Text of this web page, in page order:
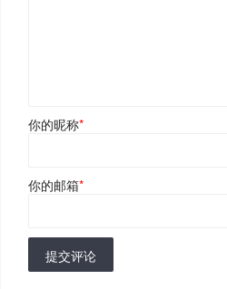
你的昵称*
你的邮箱*
提交评论